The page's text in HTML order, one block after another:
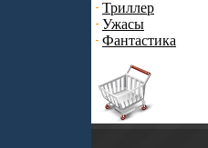
Триллер
Ужасы
Фантастика